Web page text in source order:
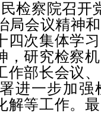
检察院召开
局会议精神
四次集体学
，研究检察
作部长会议
进一步加强
解等工作。